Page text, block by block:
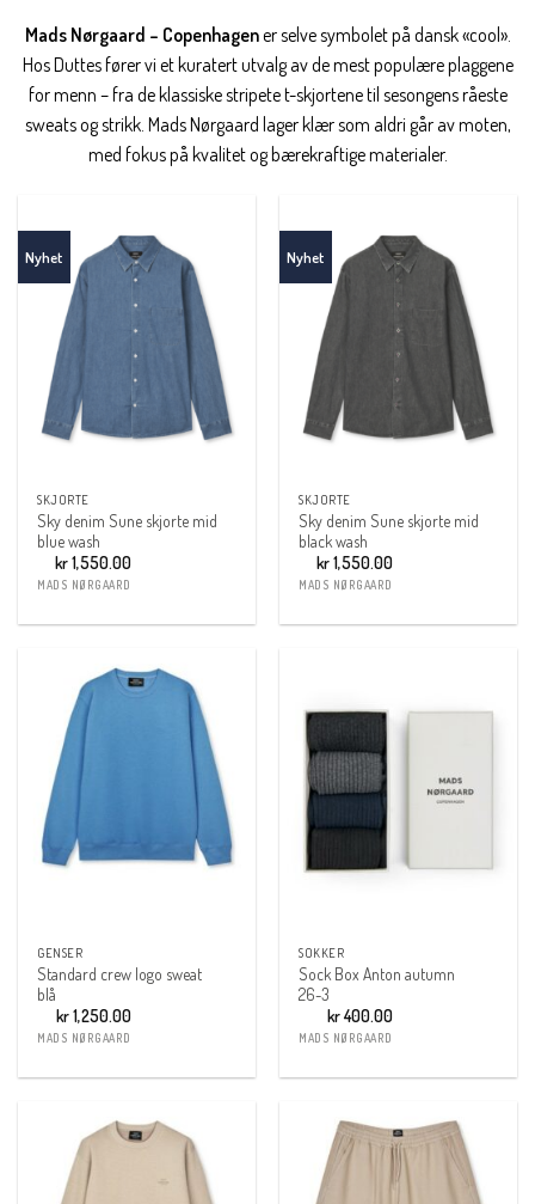
Mads Nørgaard – Copenhagener selve symbolet på dansk «cool».
Hos Duttes fører vi et kuratert utvalg av de mest populære plaggene
for menn – fra de klassiske stripete t-skjortene til sesongens råeste
sweats og strikk. Mads Nørgaard lager klær som aldri går av moten,
med fokus på kvalitet og bærekraftige materialer.
SKJORTE
Sky denim Sune skjorte mid
blue wash
kr1,550.00
MADS NØRGAARD
SKJORTE
Sky denim Sune skjorte mid
black wash
kr1,550.00
MADS NØRGAARD
GENSER
Standard crew logo sweat
blå
kr1,250.00
MADS NØRGAARD
SOKKER
Sock Box Anton autumn
26-3
kr400.00
MADS NØRGAARD